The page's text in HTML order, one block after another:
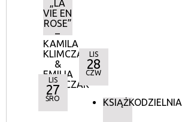
„LA
VIE EN
ROSE”
–
KAMILA
KLIMCZAK
&
EMILIA
KLIMCZAK
LIS
27
ŚRO
LIS
28
CZW
KSIĄŻKODZIELNIA